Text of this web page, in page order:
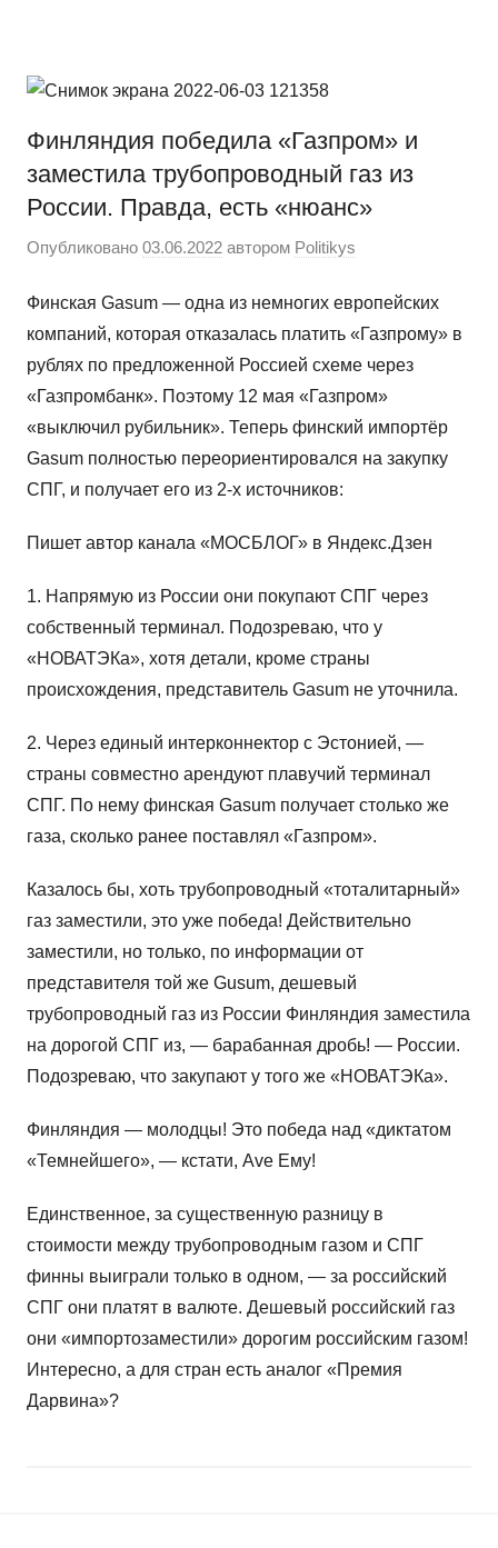
содержимому
сайт
WordPress
Финляндия победила «Газпром» и
заместила трубопроводный газ из
России. Правда, есть «нюанс»
Опубликовано 03.06.2022 автором Politikys
Финская Gasum — одна из немногих европейских
компаний, которая отказалась платить «Газпрому» в
рублях по предложенной Россией схеме через
«Газпромбанк». Поэтому 12 мая «Газпром»
«выключил рубильник». Теперь финский импортёр
Gasum полностью переориентировался на закупку
СПГ, и получает его из 2-х источников:
Пишет автор канала «МОСБЛОГ» в Яндекс.Дзен
1. Напрямую из России они покупают СПГ через
собственный терминал. Подозреваю, что у
«НОВАТЭКа», хотя детали, кроме страны
происхождения, представитель Gasum не уточнила.
2. Через единый интерконнектор с Эстонией, —
страны совместно арендуют плавучий терминал
СПГ. По нему финская Gasum получает столько же
газа, сколько ранее поставлял «Газпром».
Казалось бы, хоть трубопроводный «тоталитарный»
газ заместили, это уже победа! Действительно
заместили, но только, по информации от
представителя той же Gusum, дешевый
трубопроводный газ из России Финляндия заместила
на дорогой СПГ из, — барабанная дробь! — России.
Подозреваю, что закупают у того же «НОВАТЭКа».
Финляндия — молодцы! Это победа над «диктатом
«Темнейшего», — кстати, Ave Ему!
Единственное, за существенную разницу в
стоимости между трубопроводным газом и СПГ
финны выиграли только в одном, — за российский
СПГ они платят в валюте. Дешевый российский газ
они «импортозаместили» дорогим российским газом!
Интересно, а для стран есть аналог «Премия
Дарвина»?